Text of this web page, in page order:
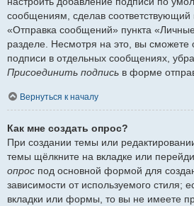
сообщениям, сделав
«Отправка сообщений» пункта
разделе. Несмотря на это, вы сможете
подписи в отдельных сообщениях,
Присоединить подпись в форме
Вернуться к началу
Как мне создать опрос?
При создании темы или
темы щёлкните на вкладке или
опрос под основной формой для
зависимости от используемого стиля;
вкладки или формы, то вы не имеете